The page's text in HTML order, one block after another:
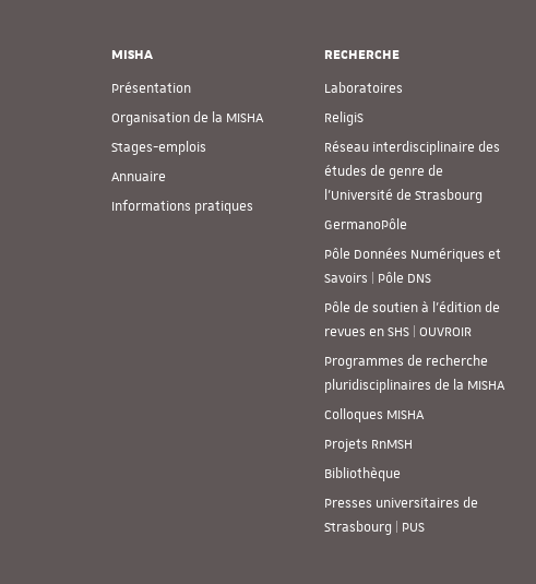
MISHA
Présentation
Organisation de la MISHA
Stages-emplois
Annuaire
Informations pratiques
RECHERCHE
Laboratoires
ReligiS
Réseau interdisciplinaire des
études de genre de
l’Université de Strasbourg
GermanoPôle
Pôle Données Numériques et
Savoirs | Pôle DNS
Pôle de soutien à l’édition de
revues en SHS | OUVROIR
Programmes de recherche
pluridisciplinaires de la MISHA
Colloques MISHA
Projets RnMSH
Bibliothèque
Presses universitaires de
Strasbourg | PUS